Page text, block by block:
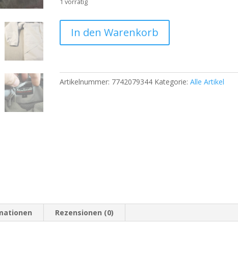
Outdoorjacke
Herren
–
Winddicht,
In den Warenkorb
Artikelnummer: 7742079344 Kategorie:Alle Artikel
Rezensionen (0)